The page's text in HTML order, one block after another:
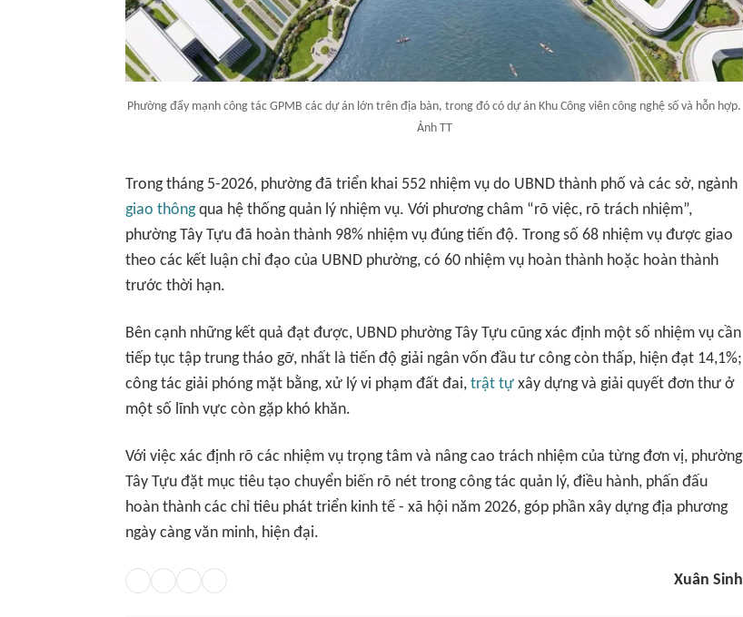
Phường đẩy mạnh công tác GPMB các dự án lớn trên địa bàn, trong đó có dự án Khu Công viên công nghệ số và hỗn hợp.
Ảnh TT
Trong tháng 5-2026, phường đã triển khai 552 nhiệm vụ do UBND thành phố và các sở, ngành
giao thôngqua hệ thống quản lý nhiệm vụ. Với phương châm “rõ việc, rõ trách nhiệm”,
phường Tây Tựu đã hoàn thành 98% nhiệm vụ đúng tiến độ. Trong số 68 nhiệm vụ được giao
theo các kết luận chỉ đạo của UBND phường, có 60 nhiệm vụ hoàn thành hoặc hoàn thành
trước thời hạn.
Bên cạnh những kết quả đạt được, UBND phường Tây Tựu cũng xác định một số nhiệm vụ cần
tiếp tục tập trung tháo gỡ, nhất là tiến độ giải ngân vốn đầu tư công còn thấp, hiện đạt 14,1%;
công tác giải phóng mặt bằng, xử lý vi phạm đất đai, trật tự xây dựng và giải quyết đơn thư ở
một số lĩnh vực còn gặp khó khăn.
Với việc xác định rõ các nhiệm vụ trọng tâm và nâng cao trách nhiệm của từng đơn vị, phường
Tây Tựu đặt mục tiêu tạo chuyển biến rõ nét trong công tác quản lý, điều hành, phấn đấu
hoàn thành các chỉ tiêu phát triển kinh tế - xã hội năm 2026, góp phần xây dựng địa phương
ngày càng văn minh, hiện đại.
Xuân Sinh